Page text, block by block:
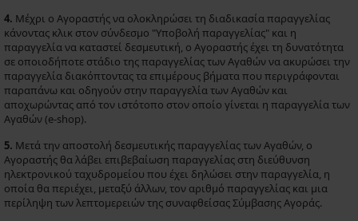
4. Μέχρι ο Αγοραστής να ολοκληρώσει τη διαδικασία παραγγελίας
κάνοντας κλικ στον σύνδεσμο "Υποβολή παραγγελίας" και η
παραγγελία να καταστεί δεσμευτική, ο Αγοραστής έχει τη δυνατότητα
σε οποιοδήποτε στάδιο της παραγγελίας των Αγαθών να ακυρώσει την
παραγγελία διακόπτοντας τα επιμέρους βήματα που περιγράφονται
παραπάνω και οδηγούν στην παραγγελία των Αγαθών και
αποχωρώντας από τον ιστότοπο στον οποίο γίνεται η παραγγελία των
Αγαθών (e-shop).
5. Μετά την αποστολή δεσμευτικής παραγγελίας των Αγαθών, ο
Αγοραστής θα λάβει επιβεβαίωση παραγγελίας στη διεύθυνση
ηλεκτρονικού ταχυδρομείου που έχει δηλώσει στην παραγγελία, η
οποία θα περιέχει, μεταξύ άλλων, τον αριθμό παραγγελίας και μια
περίληψη των λεπτομερειών της συναφθείσας Σύμβασης Αγοράς.